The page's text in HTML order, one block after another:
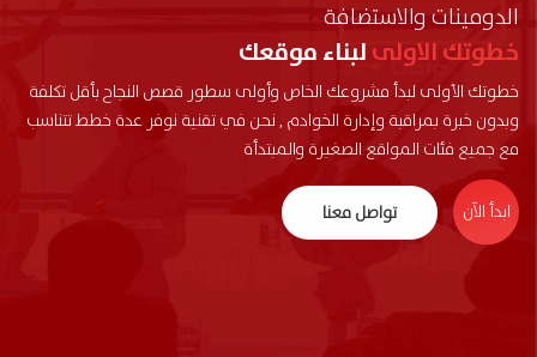
الدومينات والاستضافة
خطوتك الاولىلبناء موقعك
خطوتك الأولى لبدأ مشروعك الخاص وأولى سطور قصص النجاح بأقل تكلفة
وبدون خبرة بمراقبة وإدارة الخوادم , نحن في تقنية نوفر عدة خطط تتناسب
مع جميع فئات المواقع الصغيرة والمبتدأة
ابدأ الآن تواصل معنا